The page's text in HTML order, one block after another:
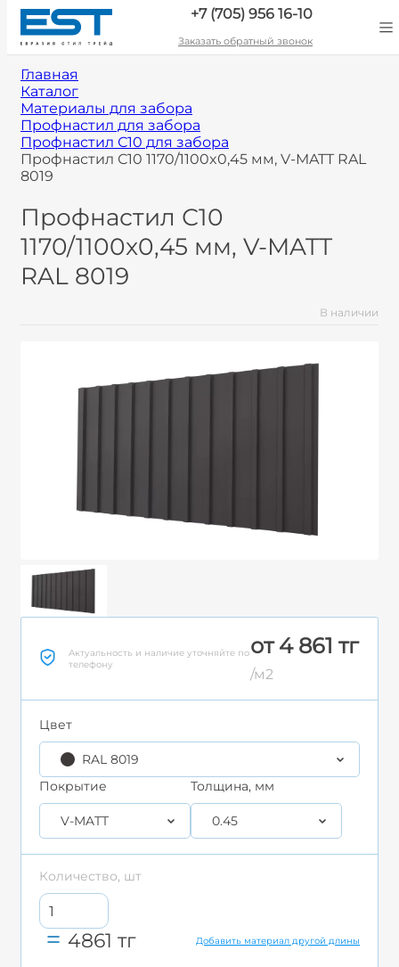
+7 (705) 956 16-10
Заказать обратный звонок
Главная
Каталог
Материалы для забора
Профнастил для забора
Профнастил С10 для забора
Профнастил С10 1170/1100x0,45 мм, V-MATT RAL
8019
Профнастил С10
1170/1100x0,45 мм, V-MATT
RAL 8019
В наличии
Актуальность и наличие уточняйте по
телефону
от 4 861 тг
/м2
Цвет
RAL 8019
Покрытие
V-MATT
Толщина, мм
0.45
Количество, шт
4861 тг Добавить материал другой длины